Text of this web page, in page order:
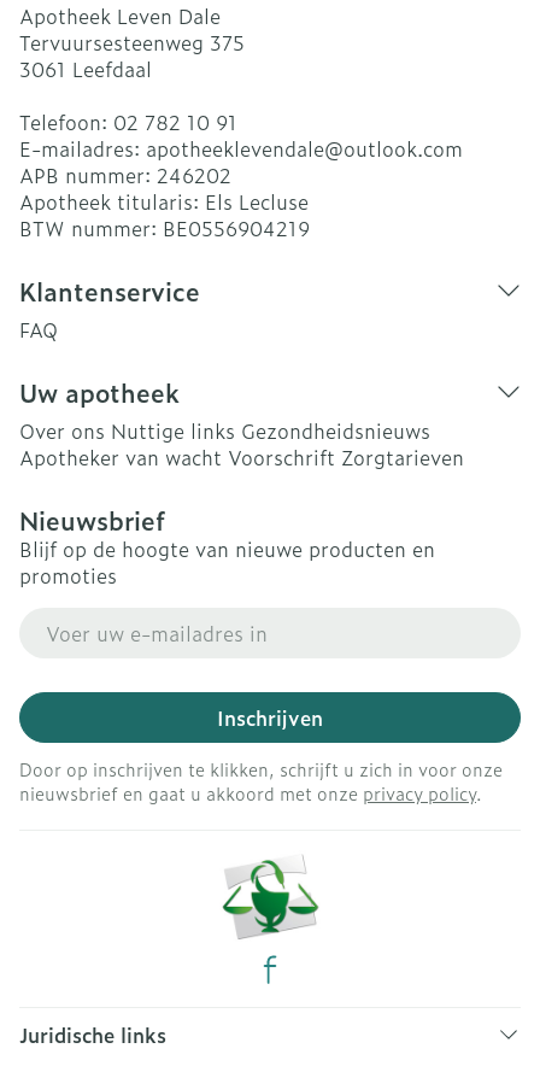
Apotheek Leven Dale
Tervuursesteenweg 375
3061 Leefdaal
Telefoon: 02 782 10 91
E-mailadres: apotheeklevendale@outlook.com
APB nummer: 246202
Apotheek titularis: Els Lecluse
BTW nummer: BE0556904219
Klantenservice
FAQ
Uw apotheek
Over ons Nuttige links Gezondheidsnieuws
Apotheker van wacht Voorschrift Zorgtarieven
Nieuwsbrief
Blijf op de hoogte van nieuwe producten en
promoties
Inschrijven
Door op inschrijven te klikken, schrijft u zich in voor onze
nieuwsbrief en gaat u akkoord met onze privacy policy.
Juridische links